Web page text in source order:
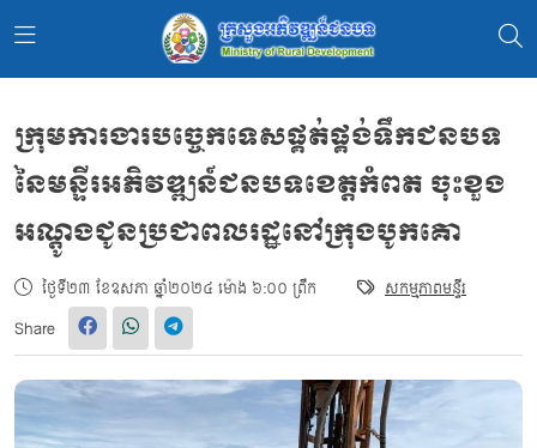
ក្រុមការងារបច្ចេកទេសផ្គត់ផ្គង់ទឹកជនបទ
នៃមន្ទីរអភិវឌ្ឍន៍ជនបទខេត្តកំពត ចុះខួង
អណ្ដូងជូនប្រជាពលរដ្ឋនៅក្រុងបូកគោ
ថ្ងៃទី២៣ ខែឧសភា ឆ្នាំ២០២៤ ម៉ោង ៦:០០ ព្រឹក សកម្មភាពមន្ទីរ
Share